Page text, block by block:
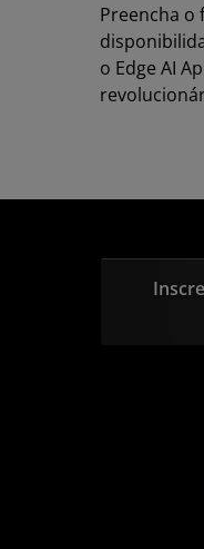
Preencha o
o Edge AI